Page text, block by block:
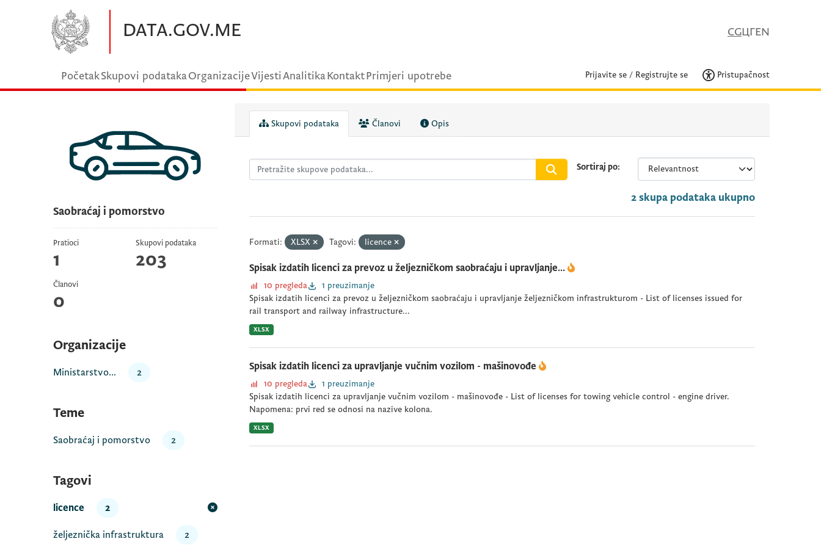
DATA.GOV.ME CGЦГEN
PočetakSkupovi podatakaOrganizacijeVijestiAnalitikaKontaktPrimjeri upotrebe Prijavite se / Registrujte se Pristupačnost
Saobraćaj i pomorstvo
Pratioci
1
Skupovi podataka
203
Članovi
0
Organizacije
Мinistarstvo... 2
Teme
Saobraćaj i pomorstvo 2
Tagovi
licence 2
željeznička infrastruktura 2
Skupovi podataka Članovi Opis
Sortiraj po
2 skupa podataka ukupno
Formati: XLSX Tagovi: licence
Spisak izdatih licenci za prevoz u željezničkom saobraćaju i upravljanje...
10 pregleda
1 preuzimanje
Spisak izdatih licenci za prevoz u željezničkom saobraćaju i upravljanje željezničkom infrastrukturom - List of licenses issued for
rail transport and railway infrastructure...
XLSX
Spisak izdatih licenci za upravljanje vučnim vozilom - mašinovođe
10 pregleda
1 preuzimanje
Spisak izdatih licenci za upravljanje vučnim vozilom - mašinovođe - List of licenses for towing vehicle control - engine driver.
Napomena: prvi red se odnosi na nazive kolona.
XLSX